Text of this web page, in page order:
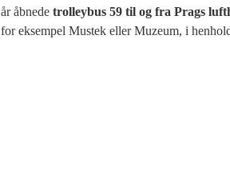
åbnede trolleybus 59 til og fra Prags
eksempel Mustek eller Muzeum, i